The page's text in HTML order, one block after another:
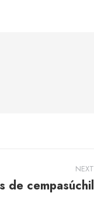
NEXT
de cempasúchil